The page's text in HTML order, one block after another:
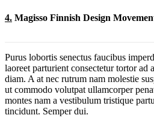
4. Magisso Finnish Design
Purus lobortis senectus faucibus
laoreet parturient consectetur tortor ad
diam. A at nec rutrum nam molestie
ut commodo volutpat ullamcorper
montes nam a vestibulum tristique
tincidunt. Semper dui.